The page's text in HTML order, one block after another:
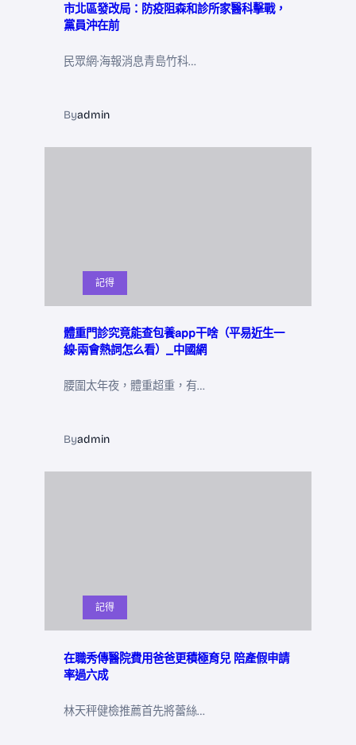
市北區發改局：防疫阻森和診所家醫科擊戰，
黨員沖在前
民眾網·海報消息青島竹科…
Byadmin
記得
體重門診究竟能查包養app干啥（平易近生一
線·兩會熱詞怎么看）_中國網
腰圍太年夜，體重超重，有…
Byadmin
記得
在職秀傳醫院費用爸爸更積極育兒 陪產假申請
率過六成
林天秤健檢推薦首先將蕾絲…